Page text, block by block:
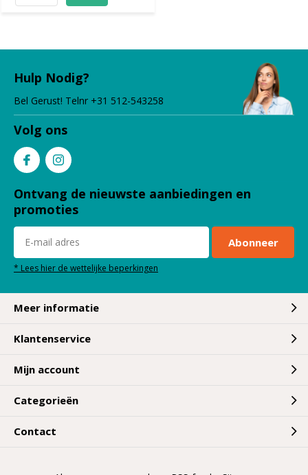
Hulp Nodig?
Bel Gerust! Telnr +31 512-543258
Volg ons
Ontvang de nieuwste aanbiedingen en
promoties
Abonneer
* Lees hier de wettelijke beperkingen
Meer informatie
Klantenservice
Mijn account
Categorieën
Contact